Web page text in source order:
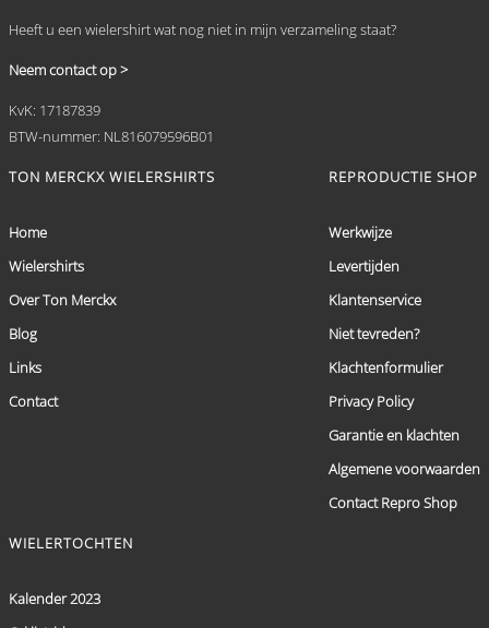
Heeft u een wielershirt wat nog niet in mijn verzameling staat?
Neem contact op >
KvK: 17187839
BTW-nummer: NL816079596B01
TON MERCKX WIELERSHIRTS
Home
Wielershirts
Over Ton Merckx
Blog
Links
Contact
REPRODUCTIE SHOP
Werkwijze
Levertijden
Klantenservice
Niet tevreden?
Klachtenformulier
Privacy Policy
Garantie en klachten
Algemene voorwaarden
Contact Repro Shop
WIELERTOCHTEN
Kalender 2023